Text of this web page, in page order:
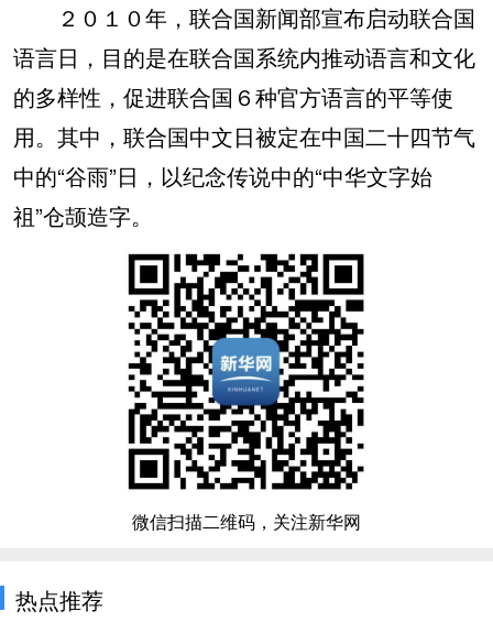
２０１０年，联合国新闻部宣布启动联合国
语言日，目的是在联合国系统内推动语言和文化
的多样性，促进联合国６种官方语言的平等使
用。其中，联合国中文日被定在中国二十四节气
中的“谷雨”日，以纪念传说中的“中华文字始
祖”仓颉造字。
微信扫描二维码，关注新华网
热点推荐